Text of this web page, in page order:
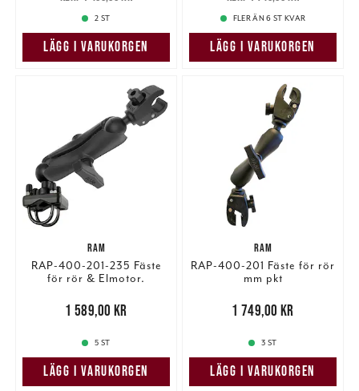
2 ST
LÄGG I VARUKORGEN
FLER ÄN 6 ST KVAR
LÄGG I VARUKORGEN
RAM
RAP-400-201-235 Fäste
för rör & Elmotor.
1 589,00 kr
1 589,00 kr
5 ST
LÄGG I VARUKORGEN
RAM
RAP-400-201 Fäste för rör
mm pkt
1 749,00 kr
1 749,00 kr
3 ST
LÄGG I VARUKORGEN